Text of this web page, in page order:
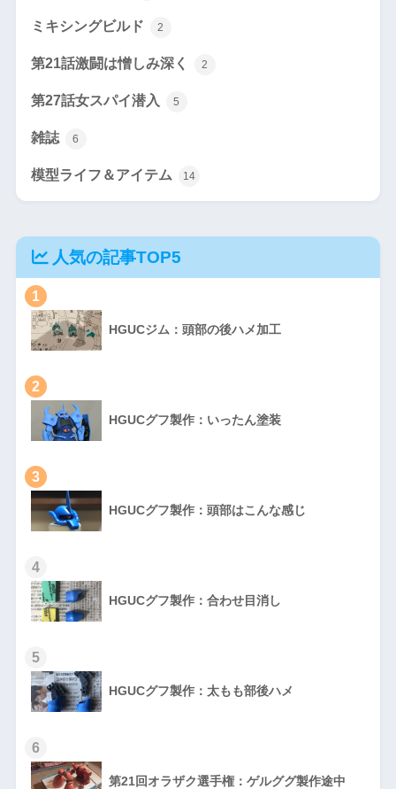
ミキシングビルド 2
第21話激闘は憎しみ深く 2
第27話女スパイ潜入 5
雑誌 6
模型ライフ＆アイテム 14
人気の記事TOP5
1
HGUCジム：頭部の後ハメ加工
2
HGUCグフ製作：いったん塗装
3
HGUCグフ製作：頭部はこんな感じ
4
HGUCグフ製作：合わせ目消し
5
HGUCグフ製作：太もも部後ハメ
6
第21回オラザク選手権：ゲルググ製作途中